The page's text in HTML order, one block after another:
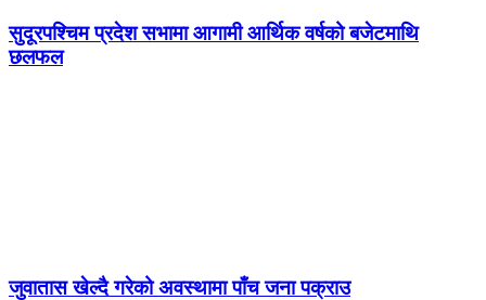
सुदूरपश्चिम प्रदेश सभामा आगामी आर्थिक वर्षको बजेटमाथि
छलफल
जुवातास खेल्दै गरेको अवस्थामा पाँच जना पक्राउ